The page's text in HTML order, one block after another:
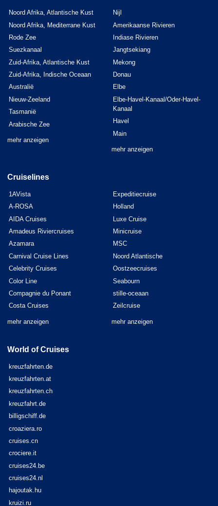
Noord Afrika, Atlantische Kust
Noord Afrika, Mediterrane Kust
Rode Zee
Suezkanaal
Zuid-Afrika, Atlantische Kust
Zuid-Afrika, Indische Oceaan
Australië
Nieuw-Zeeland
Tasmanië
Arabische Zee
mehr anzeigen
Nijl
Amerikaanse Rivieren
Indiase Rivieren
Jangtsekiang
Mekong
Donau
Elbe
Elbe-Havel-Kanaal/Oder-Havel-
Kanaal
Havel
Main
mehr anzeigen
Cruiselines
1AVista
A-ROSA
AIDA Cruises
Amadeus Riviercruises
Azamara
Carnival Cruise Lines
Celebrity Cruises
Color Line
Compagnie du Ponant
Costa Cruises
mehr anzeigen
Expeditiecruise
Holland
Luxe Cruise
Minicruise
MSC
Noord Atlantische
Oostzeecruises
Seabourn
stille-oceaan
Zeilcruise
mehr anzeigen
World of Cruises
kreuzfahrten.de
kreuzfahrten.at
kreuzfahrten.ch
kreuzfahrt.de
billigschiff.de
croaziera.ro
cruises.cn
crociere.it
cruises24.be
cruises24.nl
hajoutak.hu
kruizi.ru